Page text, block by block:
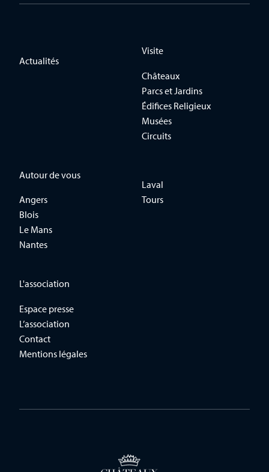
Actualités
Visite
Châteaux
Parcs et Jardins
Édifices Religieux
Musées
Circuits
Autour de vous
Angers
Blois
Le Mans
Nantes
Laval
Tours
L'association
Espace presse
L’association
Contact
Mentions légales